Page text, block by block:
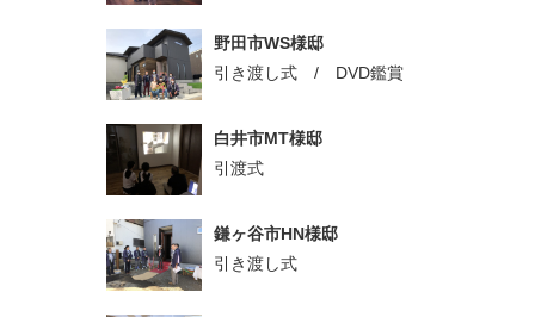
野田市WS様邸
引き渡し式 / DVD鑑賞
白井市MT様邸
引渡式
鎌ヶ谷市HN様邸
引き渡し式